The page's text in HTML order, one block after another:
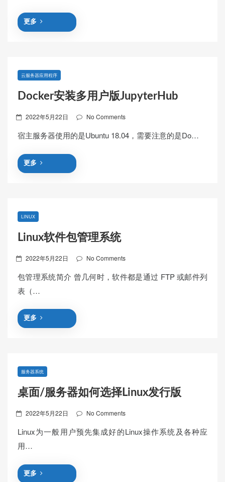
更多
云服务器应用程序
Docker安装多用户版JupyterHub
Posted
2022年5月22日 No Comments
宿主服务器使用的是Ubuntu 18.04，需要注意的是Do…
更多
LINUX
Linux软件包管理系统
Posted
2022年5月22日 No Comments
包管理系统简介 曾几何时，软件都是通过 FTP 或邮件列
表（…
更多
服务器系统
桌面/服务器如何选择Linux发行版
Posted
2022年5月22日 No Comments
Linux为一般用户预先集成好的Linux操作系统及各种应
用…
更多